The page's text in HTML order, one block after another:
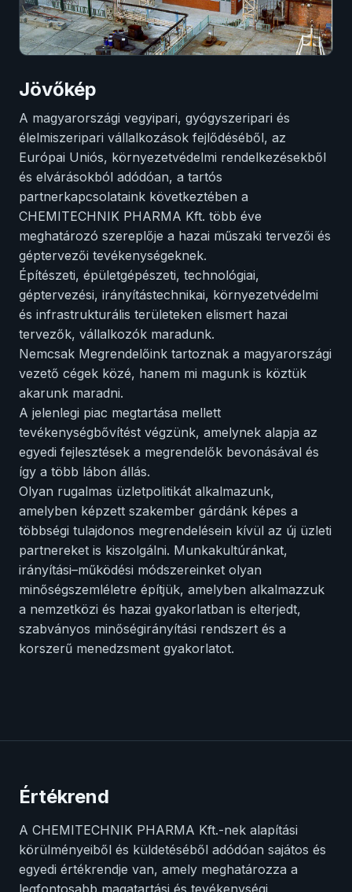
Jövőkép
A magyarországi vegyipari, gyógyszeripari és
élelmiszeripari vállalkozások fejlődéséből, az
Európai Uniós, környezetvédelmi rendelkezésekből
és elvárásokból adódóan, a tartós
partnerkapcsolataink következtében a
CHEMITECHNIK PHARMA Kft. több éve
meghatározó szereplője a hazai műszaki tervezői és
géptervezői tevékenységeknek.
Építészeti, épületgépészeti, technológiai,
géptervezési, irányítástechnikai, környezetvédelmi
és infrastrukturális területeken elismert hazai
tervezők, vállalkozók maradunk.
Nemcsak Megrendelőink tartoznak a magyarországi
vezető cégek közé, hanem mi magunk is köztük
akarunk maradni.
A jelenlegi piac megtartása mellett
tevékenységbővítést végzünk, amelynek alapja az
egyedi fejlesztések a megrendelők bevonásával és
így a több lábon állás.
Olyan rugalmas üzletpolitikát alkalmazunk,
amelyben képzett szakember gárdánk képes a
többségi tulajdonos megrendelésein kívül az új üzleti
partnereket is kiszolgálni. Munkakultúránkat,
irányítási–működési módszereinket olyan
minőségszemléletre építjük, amelyben alkalmazzuk
a nemzetközi és hazai gyakorlatban is elterjedt,
szabványos minőségirányítási rendszert és a
korszerű menedzsment gyakorlatot.
Értékrend
A CHEMITECHNIK PHARMA Kft.-nek alapítási
körülményeiből és küldetéséből adódóan sajátos és
egyedi értékrendje van, amely meghatározza a
legfontosabb magatartási és tevékenységi